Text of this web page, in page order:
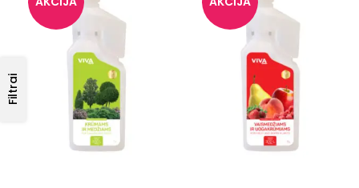
Filtrai